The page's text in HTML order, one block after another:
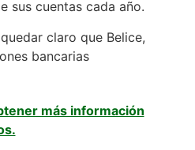
sus cuentas cada año.
claro que Belice,
bancarias
más información